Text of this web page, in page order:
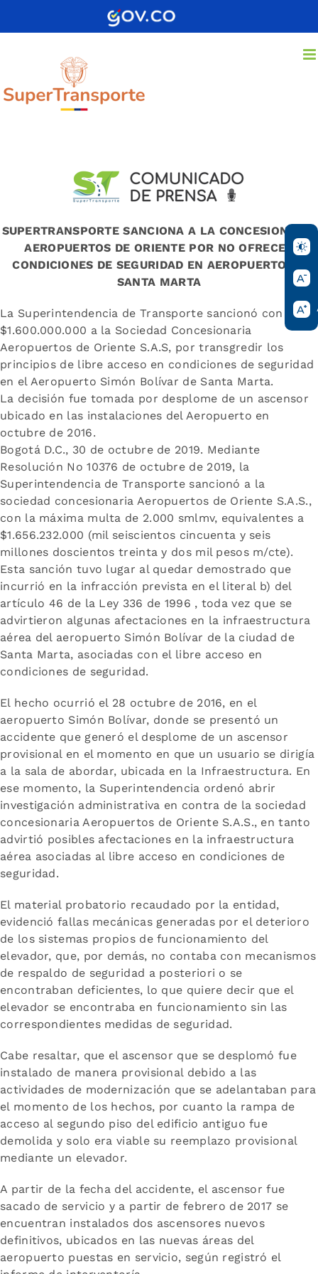
SUPERTRANSPORTE SANCIONA A LA CONCESIONARIA
AEROPUERTOS DE ORIENTE POR NO OFRECER
CONDICIONES DE SEGURIDAD EN AEROPUERTO DE
SANTA MARTA
La Superintendencia de Transporte sancionó con
$1.600.000.000 a la Sociedad Concesionaria
Aeropuertos de Oriente S.A.S, por transgredir los
principios de libre acceso en condiciones de seguridad
en el Aeropuerto Simón Bolívar de Santa Marta.
La decisión fue tomada por desplome de un ascensor
ubicado en las instalaciones del Aeropuerto en
octubre de 2016.
Bogotá D.C., 30 de octubre de 2019. Mediante
Resolución No 10376 de octubre de 2019, la
Superintendencia de Transporte sancionó a la
sociedad concesionaria Aeropuertos de Oriente S.A.S.,
con la máxima multa de 2.000 smlmv, equivalentes a
$1.656.232.000 (mil seiscientos cincuenta y seis
millones doscientos treinta y dos mil pesos m/cte).
Esta sanción tuvo lugar al quedar demostrado que
incurrió en la infracción prevista en el literal b) del
artículo 46 de la Ley 336 de 1996 , toda vez que se
advirtieron algunas afectaciones en la infraestructura
aérea del aeropuerto Simón Bolívar de la ciudad de
Santa Marta, asociadas con el libre acceso en
condiciones de seguridad.
El hecho ocurrió el 28 octubre de 2016, en el
aeropuerto Simón Bolívar, donde se presentó un
accidente que generó el desplome de un ascensor
provisional en el momento en que un usuario se dirigía
a la sala de abordar, ubicada en la Infraestructura. En
ese momento, la Superintendencia ordenó abrir
investigación administrativa en contra de la sociedad
concesionaria Aeropuertos de Oriente S.A.S., en tanto
advirtió posibles afectaciones en la infraestructura
aérea asociadas al libre acceso en condiciones de
seguridad.
El material probatorio recaudado por la entidad,
evidenció fallas mecánicas generadas por el deterioro
de los sistemas propios de funcionamiento del
elevador, que, por demás, no contaba con mecanismos
de respaldo de seguridad a posteriori o se
encontraban deficientes, lo que quiere decir que el
elevador se encontraba en funcionamiento sin las
correspondientes medidas de seguridad.
Cabe resaltar, que el ascensor que se desplomó fue
instalado de manera provisional debido a las
actividades de modernización que se adelantaban para
el momento de los hechos, por cuanto la rampa de
acceso al segundo piso del edificio antiguo fue
demolida y solo era viable su reemplazo provisional
mediante un elevador.
A partir de la fecha del accidente, el ascensor fue
sacado de servicio y a partir de febrero de 2017 se
encuentran instalados dos ascensores nuevos
definitivos, ubicados en las nuevas áreas del
aeropuerto puestas en servicio, según registró el